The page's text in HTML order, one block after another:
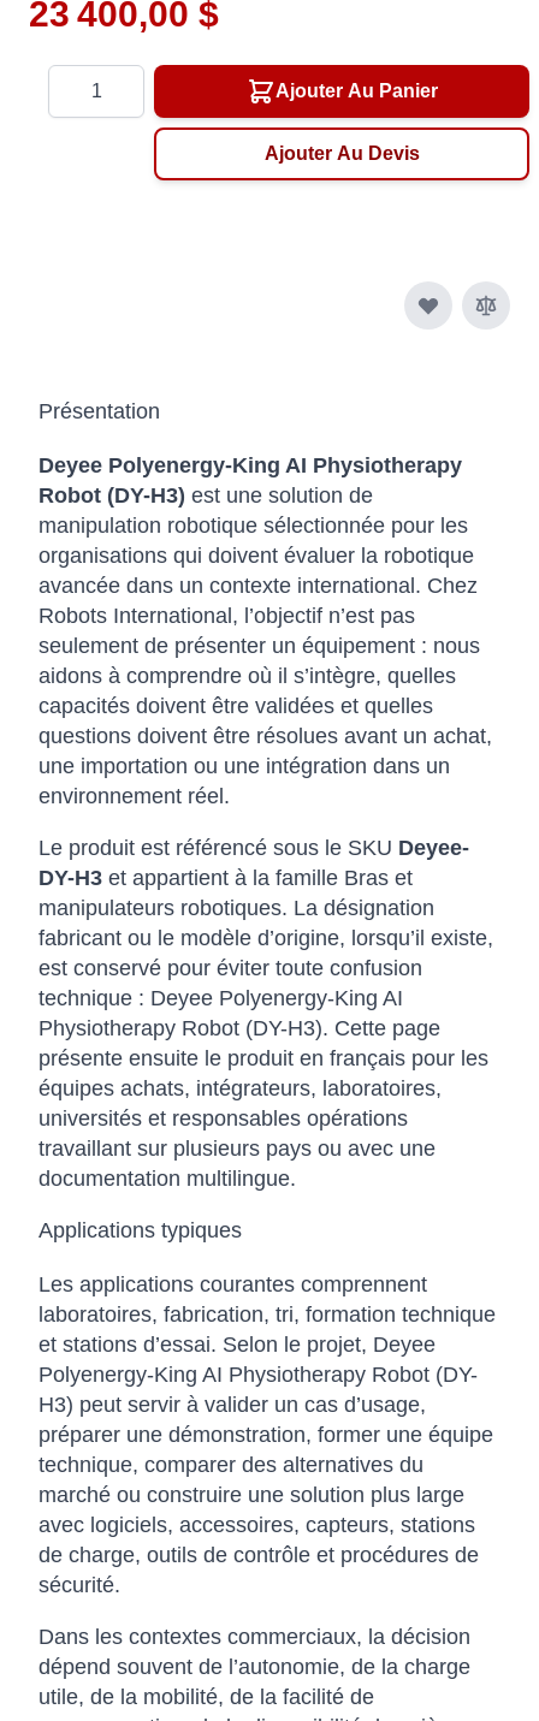
23 400,00 $
Ajouter Au Panier
Ajouter Au Devis
Présentation
Deyee Polyenergy-King AI Physiotherapy
Robot (DY-H3) est une solution de
manipulation robotique sélectionnée pour les
organisations qui doivent évaluer la robotique
avancée dans un contexte international. Chez
Robots International, l’objectif n’est pas
seulement de présenter un équipement : nous
aidons à comprendre où il s’intègre, quelles
capacités doivent être validées et quelles
questions doivent être résolues avant un achat,
une importation ou une intégration dans un
environnement réel.
Le produit est référencé sous le SKU Deyee-
DY-H3 et appartient à la famille Bras et
manipulateurs robotiques. La désignation
fabricant ou le modèle d’origine, lorsqu’il existe,
est conservé pour éviter toute confusion
technique : Deyee Polyenergy-King AI
Physiotherapy Robot (DY-H3). Cette page
présente ensuite le produit en français pour les
équipes achats, intégrateurs, laboratoires,
universités et responsables opérations
travaillant sur plusieurs pays ou avec une
documentation multilingue.
Applications typiques
Les applications courantes comprennent
laboratoires, fabrication, tri, formation technique
et stations d’essai. Selon le projet, Deyee
Polyenergy-King AI Physiotherapy Robot (DY-
H3) peut servir à valider un cas d’usage,
préparer une démonstration, former une équipe
technique, comparer des alternatives du
marché ou construire une solution plus large
avec logiciels, accessoires, capteurs, stations
de charge, outils de contrôle et procédures de
sécurité.
Dans les contextes commerciaux, la décision
dépend souvent de l’autonomie, de la charge
utile, de la mobilité, de la facilité de